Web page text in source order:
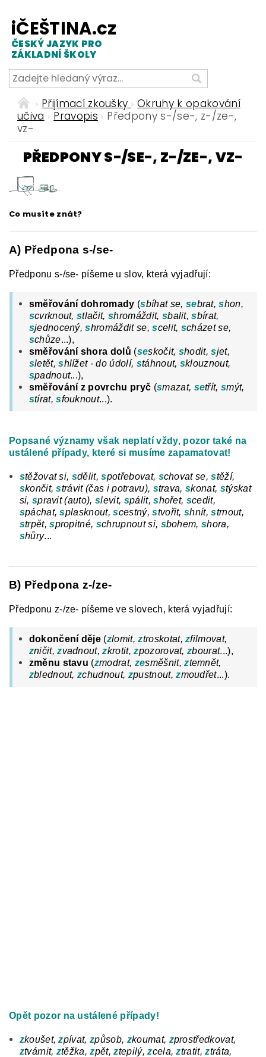
iČEŠTINA.cz
ČESKÝ JAZYK PRO
ZÁKLADNÍ ŠKOLY
Přijímací zkoušky
Okruhy k opakování
učiva
Pravopis
Předpony s-/se-, z-/ze-,
vz-
PŘEDPONY S-/SE-, Z-/ZE-, VZ-
Co musíte znát?
A) Předpona s-/se-
Předponu s-/se- píšeme u slov, která vyjadřují:
směřování dohromady (sbíhat se, sebrat,shon,
scvrknout,stlačit,shromáždit, sbalit,sbírat,
sjednocený,shromáždit se,scelit, scházet se,
schůze...),
směřování shora dolů (seskočit, shodit,sjet,
sletět,shlížet - do údolí, stáhnout, sklouznout,
spadnout...),
směřování z povrchu pryč (smazat, setřít,smýt,
stírat,sfouknout...).
Popsané významy však neplatí vždy, pozor také na
ustálené případy, které si musíme zapamatovat!
stěžovat si, sdělit,spotřebovat, schovat se,stěží,
skončit,strávit (čas i potravu), strava,skonat, stýskat
si, spravit (auto),slevit, spálit,shořet, scedit,
spáchat, splasknout,scestný,stvořit,shnít,strnout,
strpět,spropitné, schrupnout si, sbohem,shora,
shůry...
B) Předpona z-/ze-
Předponu z-/ze- píšeme ve slovech, která vyjadřují:
dokončení děje (zlomit,ztroskotat,zfilmovat,
zničit,zvadnout, zkrotit,zpozorovat,zbourat...),
změnu stavu (zmodrat, zesměšnit,ztemnět,
zblednout, zchudnout, zpustnout,zmoudřet...).
Opět pozor na ustálené případy!
zkoušet,zpívat,způsob, zkoumat, zprostředkovat,
ztvárnit, ztěžka,zpět,ztepilý,zcela,ztratit,ztráta,